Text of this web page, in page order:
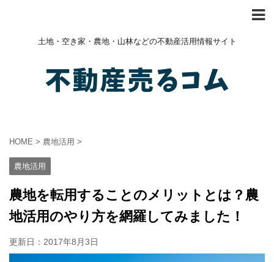
土地・空き家・農地・山林などの不動産活用情報サイト
HOME > 農地活用 >
農地活用
農地を転用することのメリットとは？農
地活用のやり方を網羅してみました！
更新日： 2017年8月3日